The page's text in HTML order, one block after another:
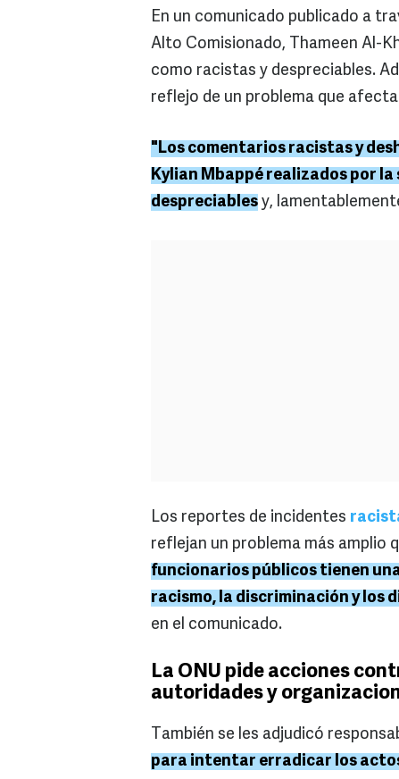
En un comunicado publicado a
Alto Comisionado, Thameen Al-
como racistas y despreciables.
reflejo de un problema que
"Los comentarios racistas y
Kylian Mbappé realizados por
despreciables y,
Los reportes de incidentes
reflejan un problema más amplio
funcionarios públicos tienen
racismo, la discriminación y los
en el comunicado.
La ONU pide acciones
autoridades y
También se les adjudicó
para intentar erradicar los